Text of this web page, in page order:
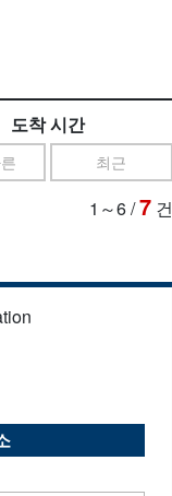
도착 시간
최근
1～6/7 건